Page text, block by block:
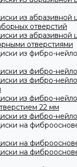
из абразивной
отверстий
из абразивной
отверстиями
из фибро-
из фибро-
из фибро-
из фибро-
22 мм
из фибро-
на
на
на